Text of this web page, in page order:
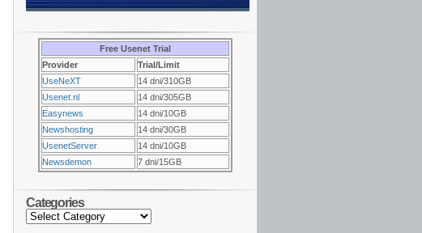
Free Usenet Trial
Provider
Trial/Limit
UseNeXT
14 dni/310GB
Usenet.nl
14 dni/305GB
Easynews
14 dni/10GB
Newshosting
14 dni/30GB
UsenetServer
14 dni/10GB
Newsdemon
7 dni/15GB
Categories